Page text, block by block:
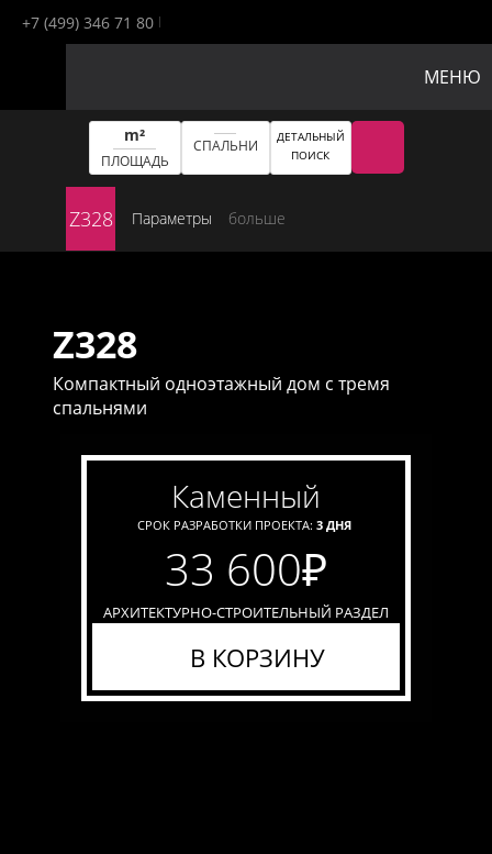
+7 (499) 346 71 80
МЕНЮ
m²
ПЛОЩАДЬ
СПАЛЬНИ
ДЕТАЛЬНЫЙ
ПОИСК
Z328 Параметры больше
Z328
Компактный одноэтажный дом с тремя
спальнями
каменный
СРОК РАЗРАБОТКИ ПРОЕКТА: 3 ДНЯ
33 600₽
АРХИТЕКТУРНО-СТРОИТЕЛЬНЫЙ РАЗДЕЛ
В КОРЗИНУ